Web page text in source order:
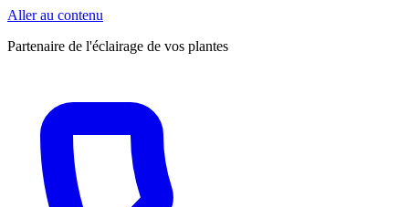
Aller au contenu
Partenaire de l'éclairage de vos plantes